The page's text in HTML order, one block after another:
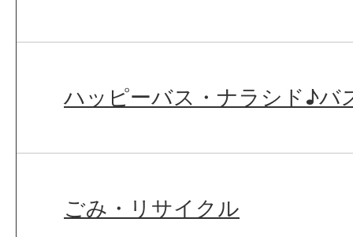
ハッピーバス・ナラシド♪バ
ごみ・リサイクル